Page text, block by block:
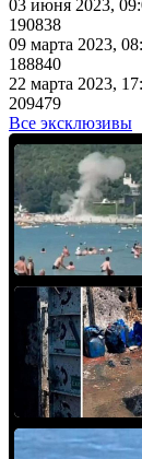
03 июня 2023,
190838
09 марта 2023,
188840
22 марта 2023,
209479
Все эксклюзивы